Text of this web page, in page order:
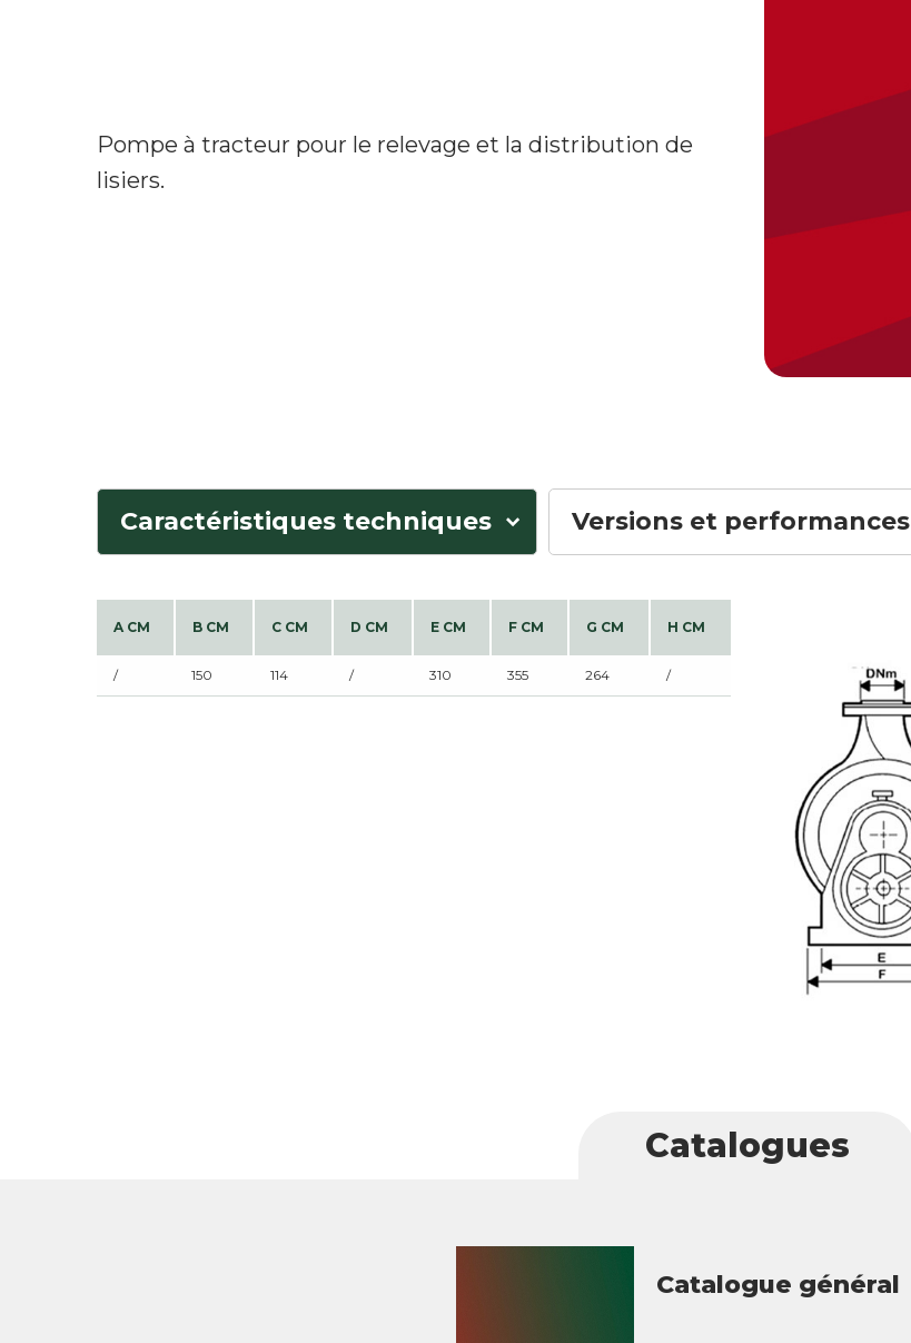
Pompe à tracteur pour le relevage et la distribution de
lisiers.
Caractéristiques techniques Versions et performances
A CM B CM C CM D CM E CM F CM G CM H CM
/ 150 114 / 310 355 264 /
Catalogues
Catalogue général